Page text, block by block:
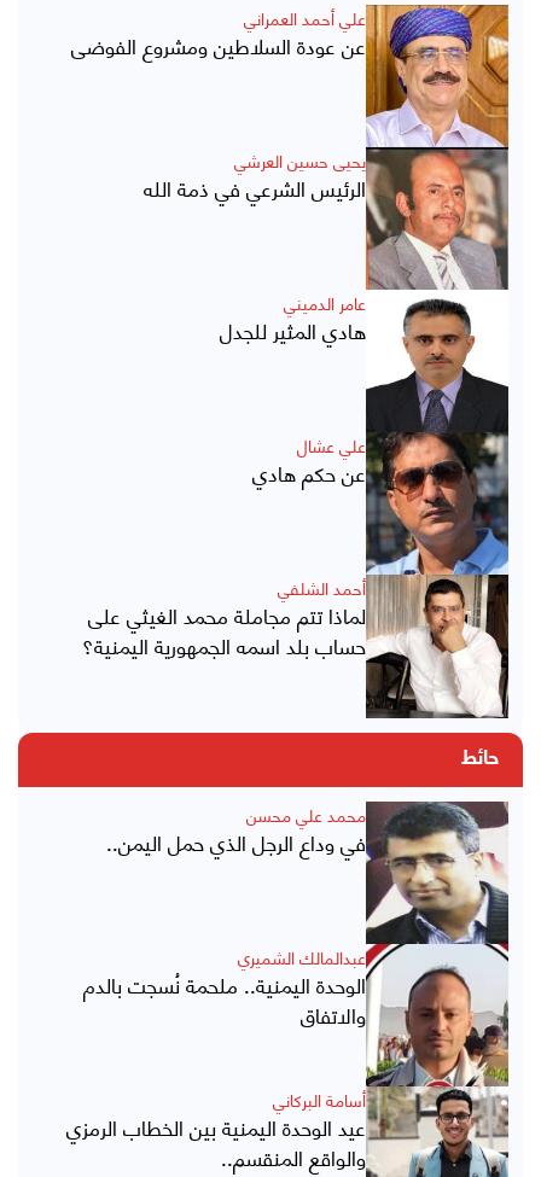
علي أحمد العمراني
عن عودة السلاطين ومشروع الفوضى
يحيى حسين العرشي
الرئيس الشرعي في ذمة الله
عامر الدميني
هادي المثير للجدل
علي عشال
عن حكم هادي
أحمد الشلفي
لماذا تتم مجاملة محمد الغيثي على
حساب بلد اسمه الجمهورية اليمنية؟
حائط
محمد علي محسن
في وداع الرجل الذي حمل اليمن..
عبدالمالك الشميري
الوحدة اليمنية.. ملحمة نُسجت بالدم
والاتفاق
أسامة البركاني
عيد الوحدة اليمنية بين الخطاب الرمزي
والواقع المنقسم..